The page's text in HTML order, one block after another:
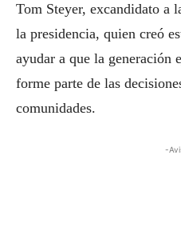
Tom Steyer, excandidato a
la presidencia, quien creó
ayudar a que la generación
forme parte de las
comunidades.
-